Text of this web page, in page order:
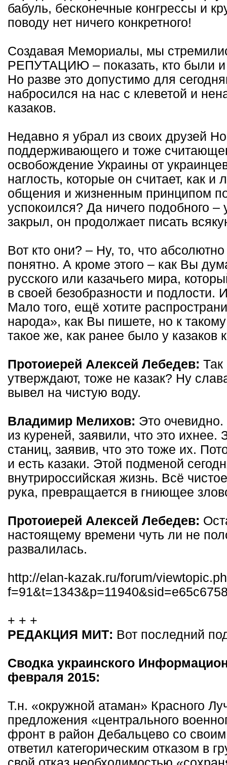
бабуль, бесконечные конгрессы и
поводу нет ничего конкретного!
Создавая Мемориалы, мы
РЕПУТАЦИЮ – показать, кто были и
Но разве это допустимо для
набросился на нас с клеветой и
казаков.
Недавно я убрал из своих друзей
поддерживающего и тоже
освобождение Украины от
наглость, которые он считает, как
общения и жизненным принципом
успокоился? Да ничего подобного
закрыл, он продолжает писать
Вот кто они? – Ну, то, что
понятно. А кроме этого – как Вы
русского или казачьего мира,
в своей безобразности и
Мало того, ещё хотите
народа», как Вы пишете, но к
такое же, как ранее было у
Протоиерей Алексей Лебедев:
утверждают, тоже не казак? Ну
вывел на чистую воду.
Владимир Мелихов: Это
из куреней, заявили, что это
станиц, заявив, что это тоже их.
и есть казаки. Этой подменой
внутрироссийская жизнь. Всё
рука, превращается в гниющее
Протоиерей Алексей Лебедев:
настоящему времени чуть ли не
развалилась.
http://elan-kazak.ru/forum/
+ + +
РЕДАКЦИЯ МИТ: Вот последний
Сводка украинского
февраля 2015:
Т.н. «окружной атаман» Красного
предложения «центрального
фронт в район Дебальцево со
ответил категорическим отказом в